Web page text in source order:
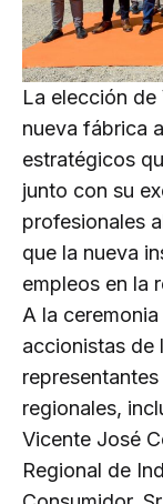
La elección
nueva fábrica
estratégicos
junto con su
profesionales
que la nueva
empleos en la
A la
accionistas de
regionales,
Vicente José
Regional de